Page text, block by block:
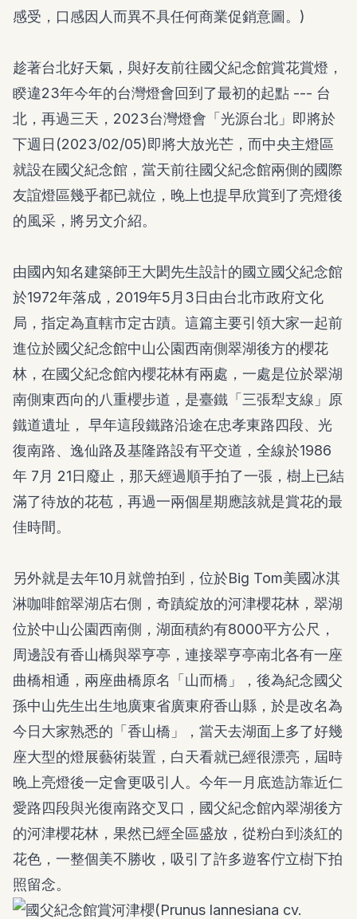
感受，口感因人而異不具任何商業促銷意圖。)
趁著台北好天氣，與好友前往國父紀念館賞花賞燈，
睽違23年今年的台灣燈會回到了最初的起點 --- 台
北，再過三天，2023台灣燈會「光源台北」即將於
下週日(2023/02/05)即將大放光芒，而中央主燈區
就設在國父紀念館，當天前往國父紀念館兩側的國際
友誼燈區幾乎都已就位，晚上也提早欣賞到了亮燈後
的風采，將另文介紹。
由國內知名建築師王大閎先生設計的國立國父紀念館
於1972年落成，2019年5月3日由台北市政府文化
局，指定為直轄市定古蹟。這篇主要引領大家一起前
進位於國父紀念館中山公園西南側翠湖後方的櫻花
林，在國父紀念館內櫻花林有兩處，一處是位於翠湖
南側東西向的八重櫻步道，是臺鐵「三張犁支線」原
鐵道遺址， 早年這段鐵路沿途在忠孝東路四段、光
復南路、逸仙路及基隆路設有平交道，全線於1986
年 7月 21日廢止，那天經過順手拍了一張，樹上已結
滿了待放的花苞，再過一兩個星期應該就是賞花的最
佳時間。
另外就是去年10月就曾拍到，位於Big Tom美國冰淇
淋咖啡館翠湖店右側，奇蹟綻放的河津櫻花林，翠湖
位於中山公園西南側，湖面積約有8000平方公尺，
周邊設有香山橋與翠亨亭，連接翠亨亭南北各有一座
曲橋相通，兩座曲橋原名「山而橋」，後為紀念國父
孫中山先生出生地廣東省廣東府香山縣，於是改名為
今日大家熟悉的「香山橋」，當天去湖面上多了好幾
座大型的燈展藝術裝置，白天看就已經很漂亮，屆時
晚上亮燈後一定會更吸引人。今年一月底造訪靠近仁
愛路四段與光復南路交叉口，國父紀念館內翠湖後方
的河津櫻花林，果然已經全區盛放，從粉白到淡紅的
花色，一整個美不勝收，吸引了許多遊客佇立樹下拍
照留念。